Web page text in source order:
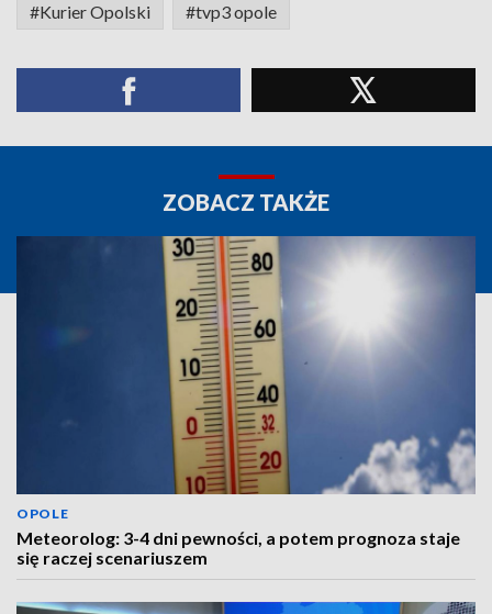
#Kurier Opolski #tvp3 opole
ZOBACZ TAKŻE
OPOLE
Meteorolog: 3-4 dni pewności, a potem prognoza staje
się raczej scenariuszem